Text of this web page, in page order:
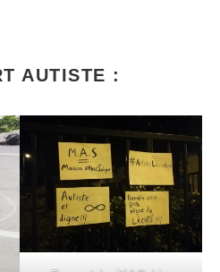
AUTISTE :